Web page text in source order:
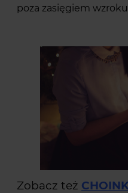
poza zasięgiem
Zobacz też